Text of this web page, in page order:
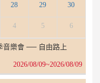
28 29 30
4 5 6
音樂會 ── 自由路上
2026/08/09~2026/08/09